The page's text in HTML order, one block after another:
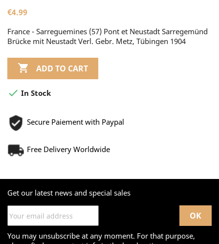
€4.99
France - Sarreguemines (57) Pont et Neustadt Sarregemünd
Brücke mit Neustadt Verl. Gebr. Metz, Tübingen 1904
 ADD TO CART
 In Stock
Secure Paiement with Paypal
Free Delivery Worldwide
Get our latest news and special sales
You may unsubscribe at any moment. For that purpose,